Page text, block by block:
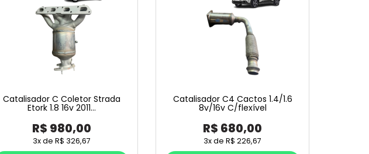
Catalisador C Coletor Strada
Etork 1.8 16v 2011…
R$ 980,00
3x de R$ 326,67
Catalisador C4 Cactos 1.4/1.6
8v/16v C/flexível
R$ 680,00
3x deR$ 226,67